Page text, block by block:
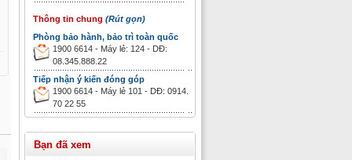
Thông tin chung (Rút gọn)
Phòng bảo hành, bảo trì toàn quốc
1900 6614 - Máy lẻ: 124 - DĐ:
08.345.888.22
Tiếp nhận ý kiến đóng góp
1900 6614 - Máy lẻ 101 - DĐ: 0914.
70 22 55
Bạn đã xem